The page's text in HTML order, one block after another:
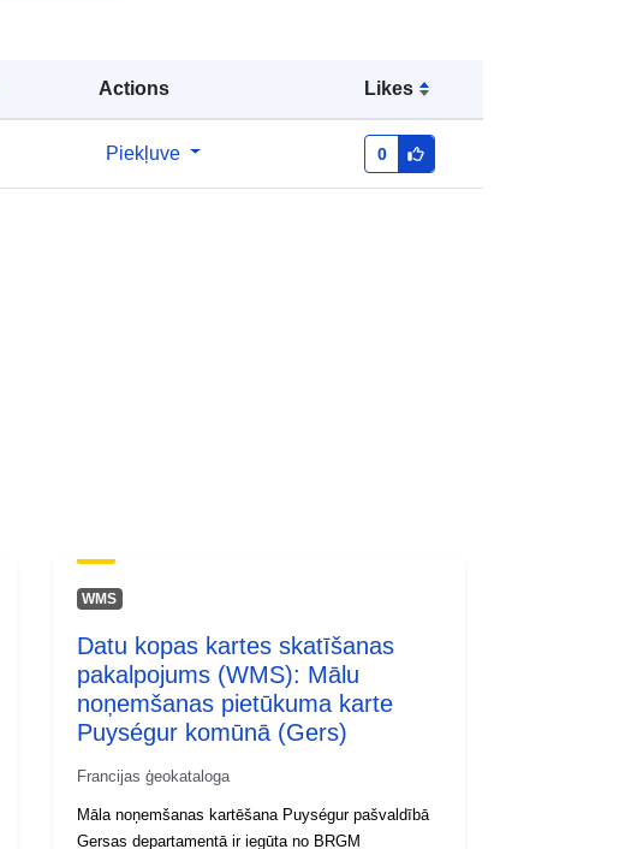
Actions Likes
Piekļuve 0
435a-804e-8e011614fb70
http://data.europa.eu/88u/dataset/fr-
120066022-srv-91091185-bafa-
4a09-8dda-8dba9e0719f4
WMS
Datu kopas kartes skatīšanas
pakalpojums (WMS): Mālu
noņemšanas pietūkuma karte
Puységur komūnā (Gers)
Francijas ģeokataloga
Māla noņemšanas kartēšana Puységur pašvaldībā
Gersas departamentā ir iegūta no BRGM